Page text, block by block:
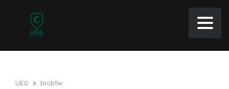
UEG > brcbtw